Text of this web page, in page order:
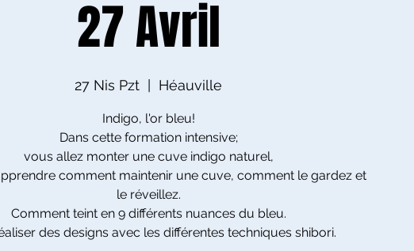
27 Avril
27 Nis Pzt
  |
Héauville
Indigo, l'or bleu!
Dans cette formation intensive;
vous allez monter une cuve indigo naturel,
comment maintenir une cuve, comment le gardez et
le réveillez.
Comment teint en 9 différents nuances du bleu.
des designs avec les différentes techniques shibori.